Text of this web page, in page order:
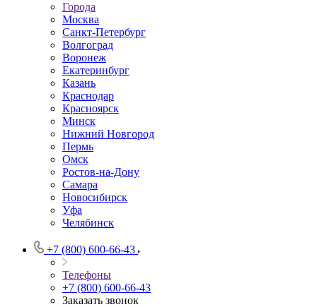
Города
Москва
Санкт-Петербург
Волгоград
Воронеж
Екатеринбург
Казань
Краснодар
Красноярск
Минск
Нижний Новгород
Пермь
Омск
Ростов-на-Дону
Самара
Новосибирск
Уфа
Челябинск
+7 (800) 600-66-43
Телефоны
+7 (800) 600-66-43
Заказать звонок